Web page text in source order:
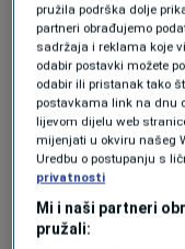
Uvoz je
to je refleksija
je Vuković,
prošloj godini
može govoriti
padu
pružila podrška dolje
partneri obrađujemo
sadržaja i reklama koje
odabir postavki možete
odabir ili pristanak tako
postavkama link na dnu
lijevom dijelu web
mijenjati u okviru našeg
Uredbu o postupanju s
privatnosti
Mi i naši partneri
pružali: